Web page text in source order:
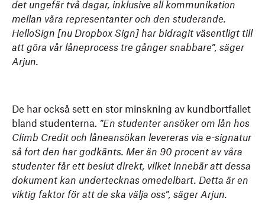
det ungefär två dagar, inklusive all kommunikation
mellan våra representanter och den studerande.
HelloSign [nu Dropbox Sign] har bidragit väsentligt till
att göra vår låneprocess tre gånger snabbare”, säger
Arjun.
De har också sett en stor minskning av kundbortfallet
bland studenterna. ”En studenter ansöker om lån hos
Climb Credit och låneansökan levereras via e-signatur
så fort den har godkänts. Mer än 90 procent av våra
studenter får ett beslut direkt, vilket innebär att dessa
dokument kan undertecknas omedelbart. Detta är en
viktig faktor för att de ska välja oss”, säger Arjun.